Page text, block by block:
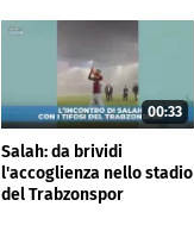
00:33
Salah: da brividi
l'accoglienza nello stadio
del Trabzonspor